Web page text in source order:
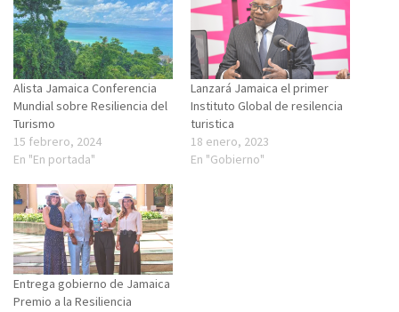
Alista Jamaica Conferencia
Mundial sobre Resiliencia del
Turismo
15 febrero, 2024
En "En portada"
Lanzará Jamaica el primer
Instituto Global de resilencia
turistica
18 enero, 2023
En "Gobierno"
Entrega gobierno de Jamaica
Premio a la Resiliencia